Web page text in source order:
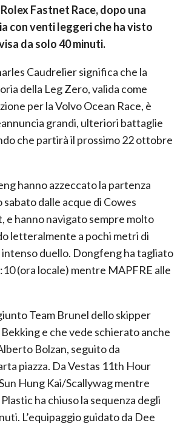
Fastnet Race, dopo una
con venti leggeri che ha visto
da solo 40 minuti.
Caudrelier significa che la
della Leg Zero, valida come
per la Volvo Ocean Race, è
grandi, ulteriori battaglie
che partirà il prossimo 22 ottobre
hanno azzeccato la partenza
sabato dalle acque di Cowes
e hanno navigato sempre molto
letteralmente a pochi metri di
intenso duello. Dongfeng ha tagliato
(ora locale) mentre MAPFRE alle
Team Brunel dello skipper
e che vede schierato anche
Bolzan, seguito da
piazza. Da Vestas 11th Hour
Hung Kai/Scallywag mentre
ha chiuso la sequenza degli
L’equipaggio guidato da Dee